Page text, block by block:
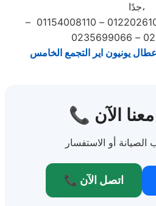
جدًا،
برجاء الاتصال علي 01220261030 – 01154008110 –
يونيون اير التجمع الخامس
الآن
أو الاستفسار
📞 اتصل الآن